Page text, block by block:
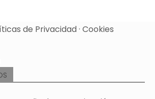
de Privacidad· Cookies